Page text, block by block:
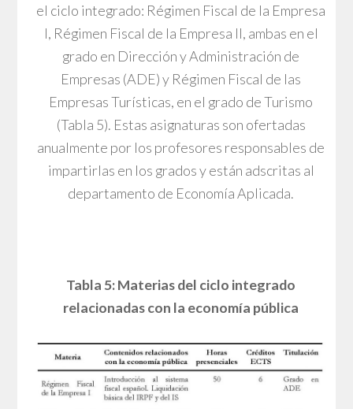
el ciclo integrado: Régimen Fiscal de la Empresa
I, Régimen Fiscal de la Empresa II, ambas en el
grado en Dirección y Administración de
Empresas (ADE) y Régimen Fiscal de las
Empresas Turísticas, en el grado de Turismo
(Tabla 5). Estas asignaturas son ofertadas
anualmente por los profesores responsables de
impartirlas en los grados y están adscritas al
departamento de Economía Aplicada.
Tabla 5: Materias del ciclo integrado
relacionadas con la economía pública